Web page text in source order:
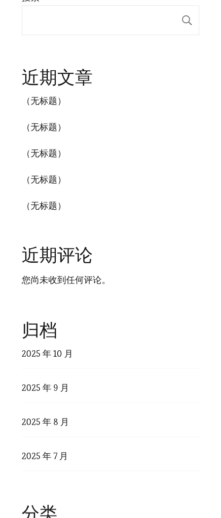
近期文章
（无标题）
（无标题）
（无标题）
（无标题）
（无标题）
近期评论
您尚未收到任何评论。
归档
2025 年 10 月
2025 年 9 月
2025 年 8 月
2025 年 7 月
分类